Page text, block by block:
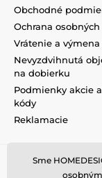
Obchodné
Ochrana
Vrátenie a výmena
Nevyzdvihnutá
na dobierku
Podmienky akcie
kódy
Reklamacie
Sme